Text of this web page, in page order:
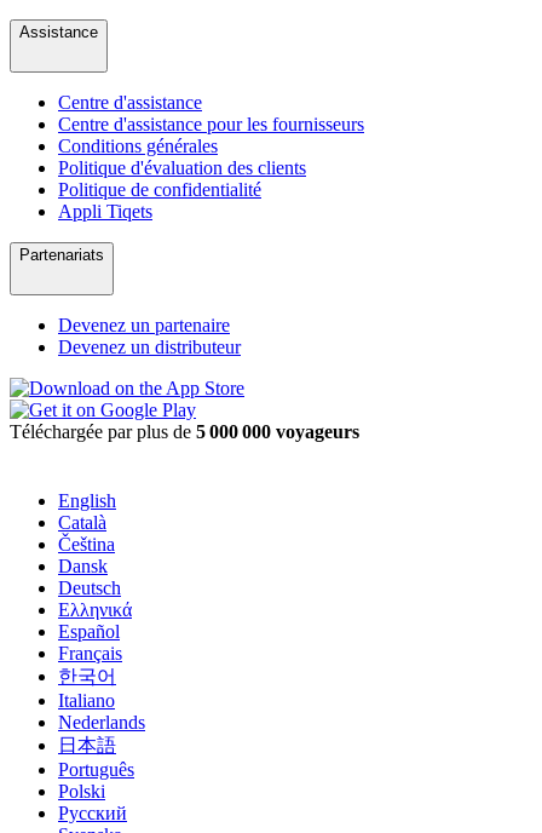
Assistance
Centre d'assistance
Centre d'assistance pour les fournisseurs
Conditions générales
Politique d'évaluation des clients
Politique de confidentialité
Appli Tiqets
Partenariats
Devenez un partenaire
Devenez un distributeur
Téléchargée par plus de 5 000 000 voyageurs
English
Català
Čeština
Dansk
Deutsch
Ελληνικά
Español
Français
한국어
Italiano
Nederlands
日本語
Português
Polski
Русский